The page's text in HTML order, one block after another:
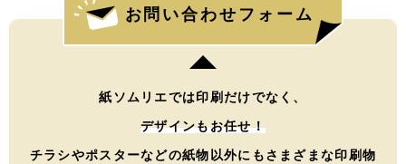
お問い合わせフォーム
紙ソムリエでは印刷だけでなく、
デザインもお任せ！
チラシやポスターなどの紙物以外にもさまざまな印刷物